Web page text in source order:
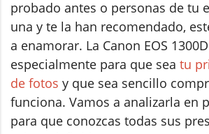
probado antes o personas de tu
una y te la han recomendado,
a enamorar. La Canon EOS
especialmente para que sea tu
de fotos y que sea sencillo
funciona. Vamos a analizarla en
para que conozcas todas sus